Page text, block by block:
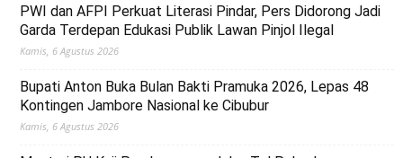
PWI dan AFPI Perkuat Literasi Pindar, Pers Didorong Jadi
Garda Terdepan Edukasi Publik Lawan Pinjol Ilegal
Kamis, 6 Agustus 2026
Bupati Anton Buka Bulan Bakti Pramuka 2026, Lepas 48
Kontingen Jambore Nasional ke Cibubur
Kamis, 6 Agustus 2026